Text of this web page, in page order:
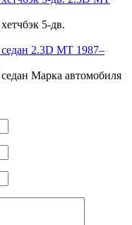
5-дв.
2.3D MT 1987–
Марка автомобиля